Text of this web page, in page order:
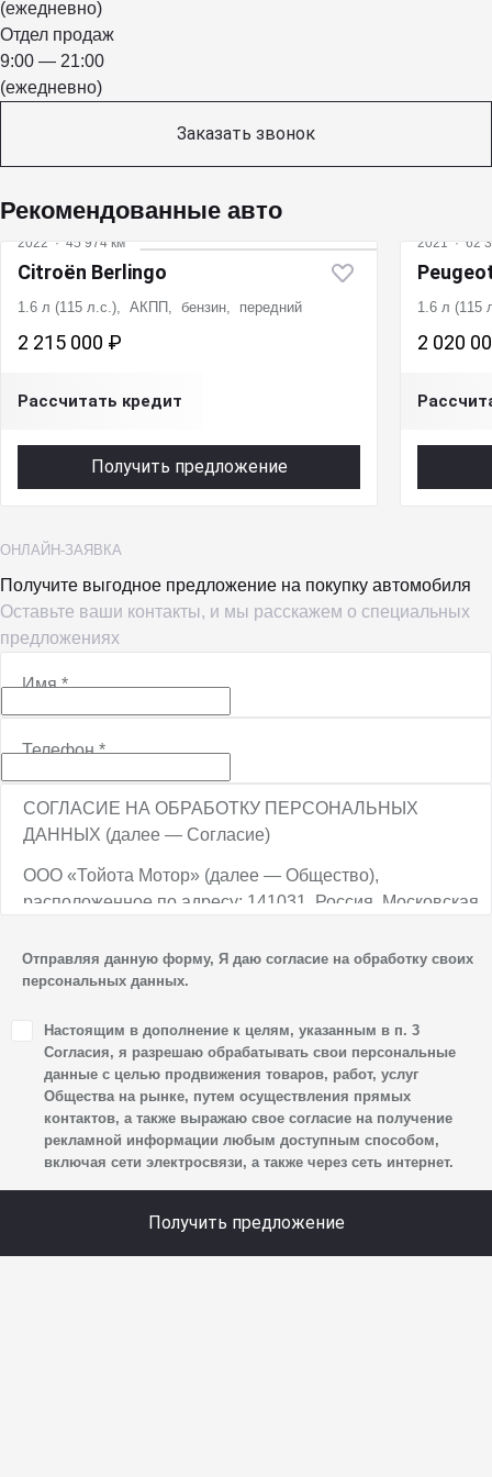
(ежедневно)
Отдел продаж
9:00 — 21:00
(ежедневно)
Заказать звонок
Рекомендованные авто
2022 · 45 974 км
Citroën Berlingo
1.6 л (115 л.с.), АКПП, бензин, передний
2 215 000 ₽
Рассчитать кредит
Получить предложение
2021 · 62
1.6 л (115
2 020
ОНЛАЙН-ЗАЯВКА
Получите выгодное предложение на покупку автомобиля
Оставьте ваши контакты, и мы расскажем о специальных
предложениях
Имя*
Телефон*
СОГЛАСИЕ НА ОБРАБОТКУ ПЕРСОНАЛЬНЫХ
ДАННЫХ (далее — Согласие)
ООО «Тойота Мотор» (далее — Общество),
расположенное по адресу: 141031, Россия, Московская
ТПЗ «Алтуфьево», вл. 5, стр. 1, является оператором
персональных данных.
1. Настоящим я даю согласие Обществу на обработку
своих персональных данных, а именно: имени, отчества,
фамилии, контактных данных (включая номер телефона
и адрес электронной почты), адреса, сведений
о впечатлениях, интересах, предпочтениях
к автомобилю(-ям) и товарам/услугам, IP-адреса,
сайта, уникального идентификатора посетителя сайта,
предпочтительного времени и способа для контакта,
Отправляя данную форму, Я даю согласие на обработку своих
персональных данных.
Настоящим в дополнение к целям, указанным в п. 3
Согласия, я разрешаю обрабатывать свои персональные
данные с целью продвижения товаров, работ, услуг
Общества на рынке, путем осуществления прямых
контактов, а также выражаю свое согласие на получение
рекламной информации любым доступным способом,
включая сети электросвязи, а также через сеть интернет.
Получить предложение